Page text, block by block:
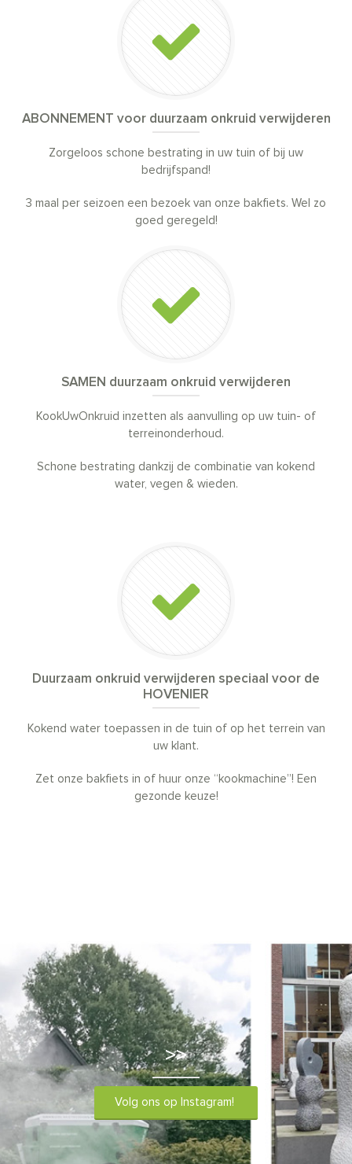
ABONNEMENT voor duurzaam onkruid verwijderen
Zorgeloos schone bestrating in uw tuin of bij uw
bedrijfspand!
3 maal per seizoen een bezoek van onze bakfiets. Wel zo
goed geregeld!
SAMEN duurzaam onkruid verwijderen
KookUwOnkruid inzetten als aanvulling op uw tuin- of
terreinonderhoud.
Schone bestrating dankzij de combinatie van kokend
water, vegen & wieden.
Duurzaam onkruid verwijderen speciaal voor de
HOVENIER
Kokend water toepassen in de tuin of op het terrein van
uw klant.
Zet onze bakfiets in of huur onze “kookmachine”! Een
gezonde keuze!
>>
Volg ons op Instagram!